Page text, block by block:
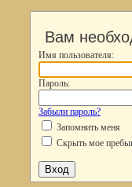
Вам
Имя пользователя:
Пароль:
Забыли пароль?
Запомнить меня
Скрыть мое